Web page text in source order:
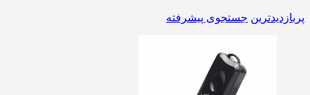
پربازدیدترین جستجوی پیشرفته